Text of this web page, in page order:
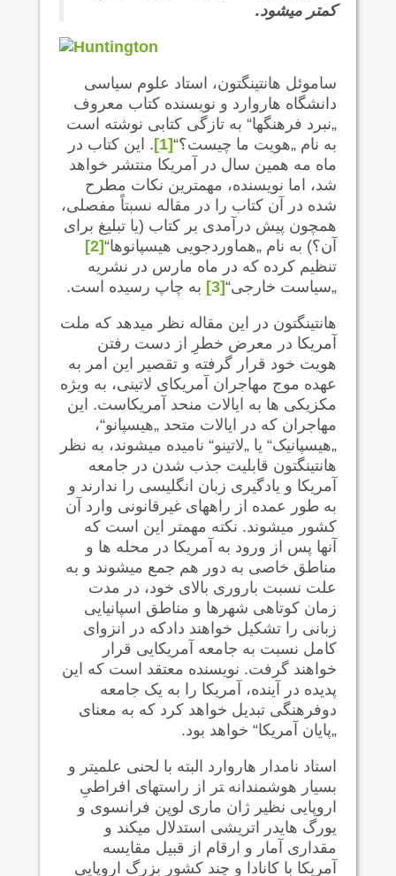
کمتر می‍شود.
ساموئل هانتینگتون، استاد علوم سیاسی
دانشگاه هاروارد و نویسنده کتاب معروف
„نبرد فرهنگها“ به تازگی کتابی نوشته است
به نام „هویت ما چیست؟“[1]
. این کتاب در
ماه مه همین سال در آمریکا منتشر خواهد
شد، اما نویسنده، مهمترین نکات مطرح
شده در آن کتاب را در مقاله نسبتاً مفصلی،
همچون پیش درآمدی بر کتاب (یا تبلیغ برای
آن؟) به نام „هماوردجویی هیسپانوها“[2]
تنظیم کرده که در ماه مارس در نشریه
„سیاست خارجی“[3] به چاپ رسیده است.
هانتینگتون در این مقاله نظر می‍دهد که ملت
آمریکا در معرض خطرِ از دست رفتن
هویت خود قرار گرفته و تقصیر این امر به
عهده موج مهاجران آمریکای لاتینی، به ویژه
مکزیکی ها به ایالات منحد آمریکاست. این
مهاجران که در ایالات متحد „هیسپانو“،
„هیسپانیک“ یا „لاتینو“ نامیده می‍شوند، به نظر
هانتینگتون قابلیت جذب شدن در جامعه
آمریکا و یادگیری زبان انگلیسی را ندارند و
به طور عمده از راههای غیرقانونی وارد آن
کشور می‍شوند. نکته مهمتر این است که
آنها پس از ورود به آمریکا در محله ها و
مناطق خاصی به دور هم جمع می‍شوند و به
علت نسبت باروری بالای خود، در مدت
زمان کوتاهی شهرها و مناطق اسپانیایی
زبانی را تشکیل خواهند دادکه در انزوای
کامل نسبت به جامعه آمریکایی قرار
خواهند گرفت. نویسنده معتقد است که این
پدیده در آینده، آمریکا را به یک جامعه
دوفرهنگی تبدیل خواهد کرد که به معنای
„پایان آمریکا“ خواهد بود.
استاد نامدار هاروارد البته با لحنی علمی‍تر و
بسیار هوشمندانه ‍تر از راستهای افراطیِ
اروپایی نظیر ژان ماری لوپن فرانسوی و
یورگ هایدر اتریشی استدلال می‍کند و
مقداری آمار و ارقام از قبیل مقایسه
آمریکا با کانادا و چند کشور بزرگ اروپایی